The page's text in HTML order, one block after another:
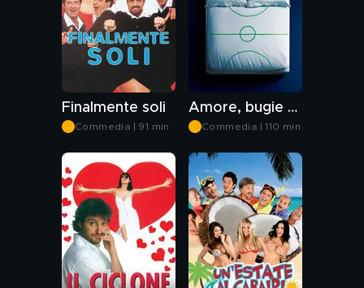
Finalmente soli
Commedia | 91 min
Amore, bugie e calcetto
Commedia | 110 min